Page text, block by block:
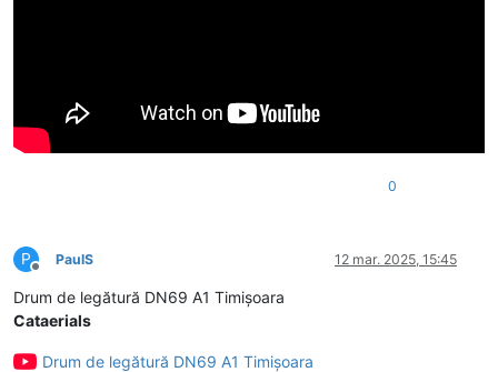
0
P
Deconectat
PaulS 12 mar. 2025, 15:45
Drum de legătură DN69 A1 Timișoara
Cataerials
Drum de legătură DN69 A1 Timișoara